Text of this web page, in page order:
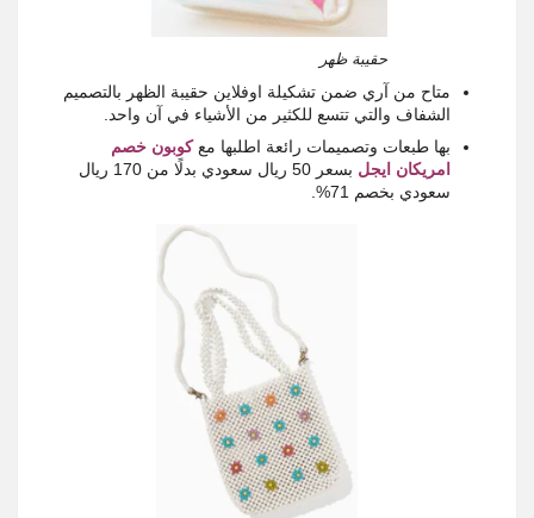
حقيبة ظهر
متاح من آري ضمن تشكيلة اوفلاين حقيبة الظهر بالتصميم
الشفاف والتي تتسع للكثير من الأشياء في آن واحد.
بها طبعات وتصميمات رائعة اطلبها معكوبون خصم
امريكان ايجل
بسعر 50 ريال سعودي بدلًا من 170 ريال
سعودي بخصم 71%.